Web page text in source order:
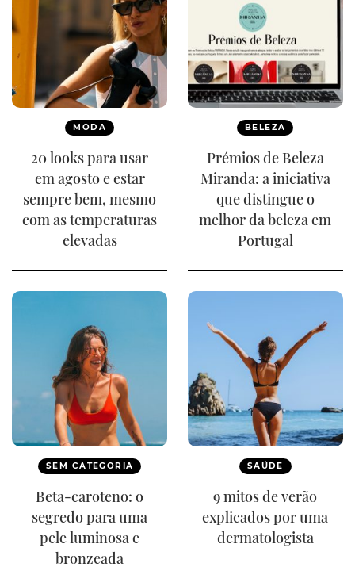
MODA
20 looks para usar
em agosto e estar
sempre bem, mesmo
com as temperaturas
elevadas
BELEZA
Prémios de Beleza
Miranda: a iniciativa
que distingue o
melhor da beleza em
Portugal
SEM CATEGORIA
Beta-caroteno: o
segredo para uma
pele luminosa e
bronzeada
SAÚDE
9 mitos de verão
explicados por uma
dermatologista